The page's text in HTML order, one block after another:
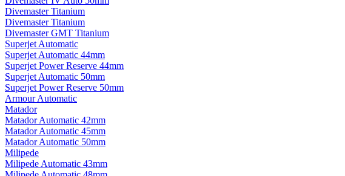
Divemaster Titanium
Divemaster Titanium
Divemaster GMT Titanium
Superjet Automatic
Superjet Automatic 44mm
Superjet Power Reserve 44mm
Superjet Automatic 50mm
Superjet Power Reserve 50mm
Armour Automatic
Matador
Matador Automatic 42mm
Matador Automatic 45mm
Matador Automatic 50mm
Milipede
Milipede Automatic 43mm